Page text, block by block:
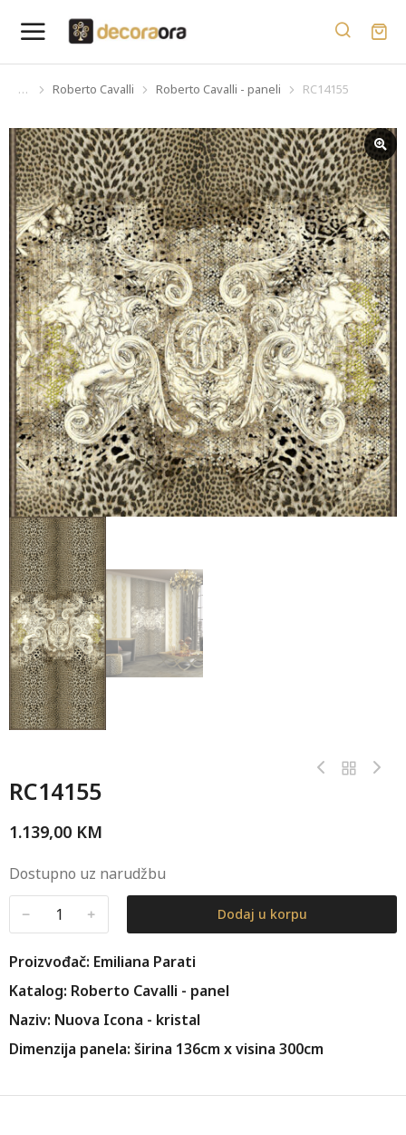
You are here:
Roberto Cavalli Roberto Cavalli - paneli RC14155
RC14155
1.139,00 KM
Dostupno uz narudžbu
﹣ ﹢ Dodaj u korpu
Proizvođač: Emiliana Parati
Katalog: Roberto Cavalli - panel
Naziv: Nuova Icona - kristal
Dimenzija panela: širina 136cm x visina 300cm